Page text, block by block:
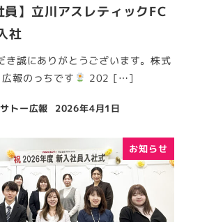
員】立川アスレティックFC
社
き誠にありがとうございます。株式
報のっちです
202 […]
トー広報 2026年4月1日
お知らせ